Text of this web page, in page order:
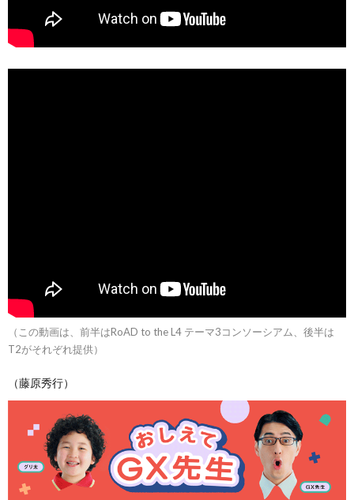
（この動画は、前半はRoAD to the L4 テーマ3コンソーシアム、後半は
T2がそれぞれ提供）
（藤原秀行）